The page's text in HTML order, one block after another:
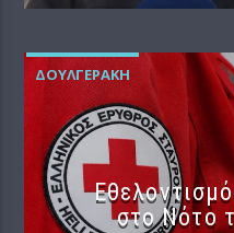
ΔΟΥΛΓΕΡΆΚΗ
στο Νότο